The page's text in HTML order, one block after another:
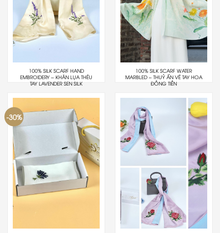
100% SILK SCARF HAND
EMBROIDERY – KHĂN LỤA THÊU
TAY LAVENDER SEN SILK
100% SILK SCARF WATER
MARBLED – THUỶ ẤN VẼ TAY HOA
ĐỒNG TIỀN
-30%